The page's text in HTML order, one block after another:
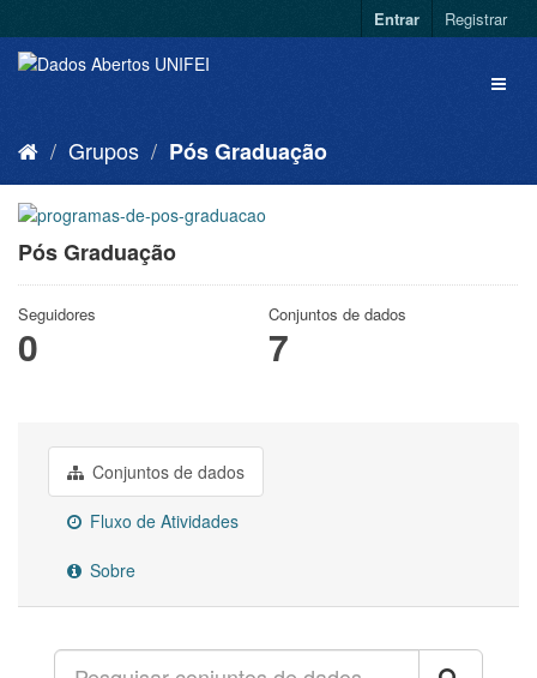
Entrar Registrar
Grupos Pós Graduação
Pós Graduação
Seguidores
0
Conjuntos de dados
7
Conjuntos de dados
Fluxo de Atividades
Sobre